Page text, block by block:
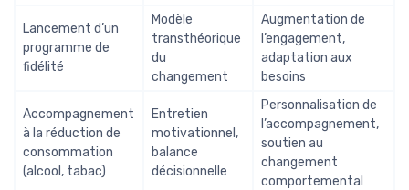
Lancement d’un
programme de
fidélité
Modèle
transthéorique
du
changement
Augmentation de
l’engagement,
adaptation aux
besoins
Accompagnement
à la réduction de
consommation
(alcool, tabac)
Entretien
motivationnel,
balance
décisionnelle
Personnalisation de
l’accompagnement,
soutien au
changement
comportemental